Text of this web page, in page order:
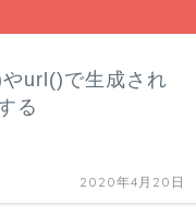
url()で生成され
る
2020年4月20日